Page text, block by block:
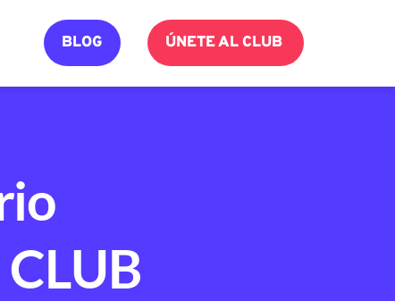
BLOG ÚNETE AL CLUB